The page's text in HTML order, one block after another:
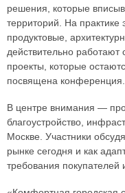
решения, которые
территорий. На практике
продуктовые,
действительно работают
проекты, которые
посвящена конференция.
В центре внимания —
благоустройство,
Москве. Участники
рынке сегодня и как
требования покупателей